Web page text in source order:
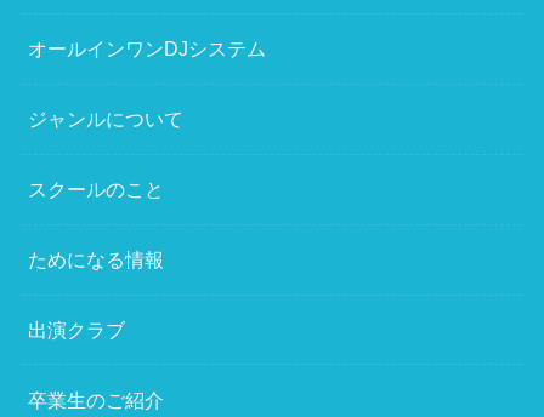
オールインワンDJシステム
ジャンルについて
スクールのこと
ためになる情報
出演クラブ
卒業生のご紹介